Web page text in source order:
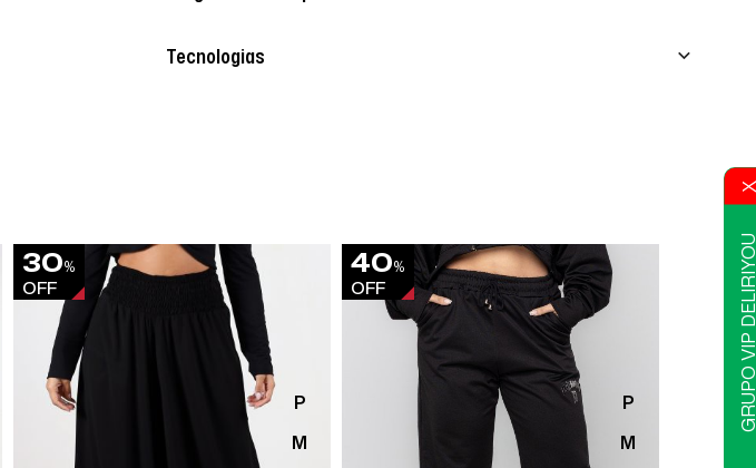
Tecnologias
30%
OFF
P
M
40%
OFF
P
M
GRUPO